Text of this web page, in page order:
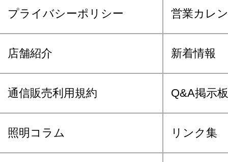
プライバシーポリシー 営業カレ
店舗紹介 新着情報
通信販売利用規約 Q&A掲示板
照明コラム リンク集